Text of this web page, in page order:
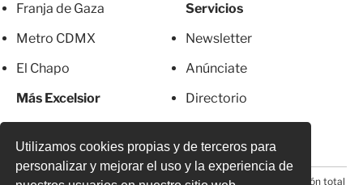
Utilizamos cookies propias y de terceros para
personalizar y mejorar el uso y la experiencia de
Franja de Gaza
Metro CDMX
El Chapo
Más Excelsior
Servicios
Newsletter
Anúnciate
Directorio
© 2026 Todos los derechos reservados. Prohibida la reproducción total